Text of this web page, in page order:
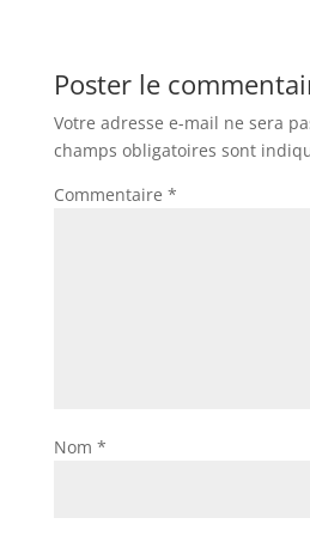
Poster le
Votre adresse e-mail ne sera
champs obligatoires sont
Commentaire *
Nom *